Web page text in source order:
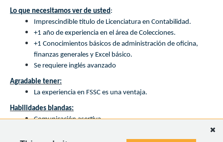
Lo que necesitamos ver de usted:
Imprescindible título de Licenciatura en Contabilidad.
+1 año de experiencia en el área de Colecciones.
+1 Conocimientos básicos de administración de oficina,
finanzas generales y Excel básico.
Se requiere inglés avanzado
Agradable tener:
La experiencia en FSSC es una ventaja.
Habilidades blandas:
Comunicación asertiva.